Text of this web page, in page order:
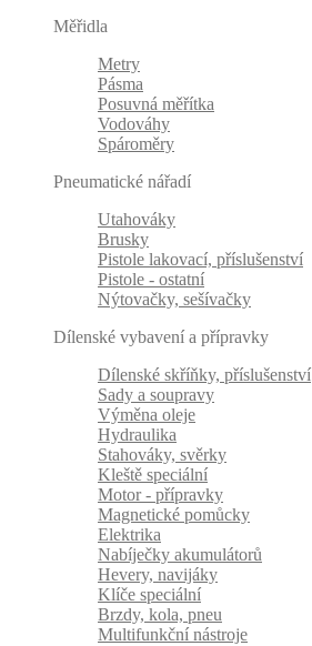
Měřidla
Metry
Pásma
Posuvná měřítka
Vodováhy
Spároměry
Pneumatické nářadí
Utahováky
Brusky
Pistole lakovací, příslušenství
Pistole - ostatní
Nýtovačky, sešívačky
Dílenské vybavení a přípravky
Dílenské skříňky, příslušenství
Sady a soupravy
Výměna oleje
Hydraulika
Stahováky, svěrky
Kleště speciální
Motor - přípravky
Magnetické pomůcky
Elektrika
Nabíječky akumulátorů
Hevery, navijáky
Klíče speciální
Brzdy, kola, pneu
Multifunkční nástroje